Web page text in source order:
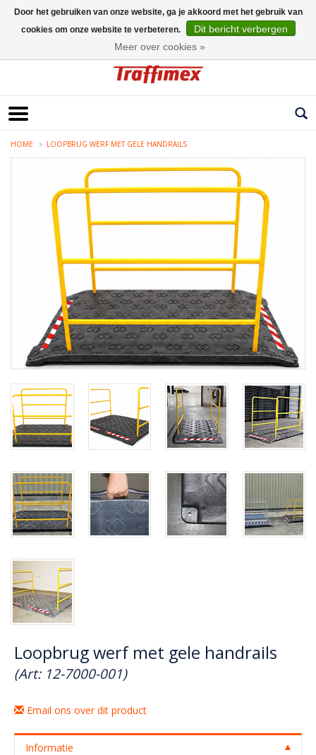
HOME LOOPBRUG WERF MET GELE HANDRAILS
Loopbrug werf met gele handrails
(Art: 12-7000-001)
Email ons over dit product
Informatie
Door het gebruiken van onze website, ga je akkoord met het gebruik van
cookies om onze website te verbeteren.
Dit bericht verbergen
Meer over cookies »